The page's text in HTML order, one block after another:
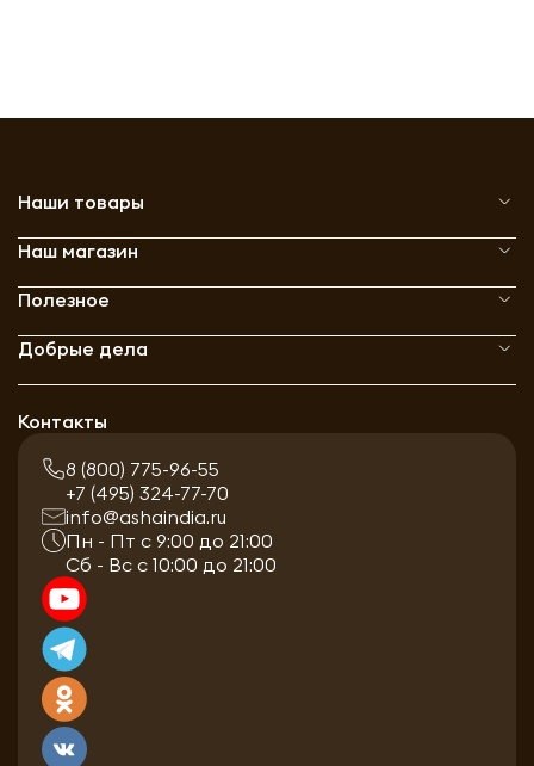
Наши товары
Наш магазин
Полезное
Добрые дела
Контакты
8 (800) 775-96-55
+7 (495) 324-77-70
info@ashaindia.ru
Пн - Пт с 9:00 до 21:00
Сб - Вс с 10:00 до 21:00